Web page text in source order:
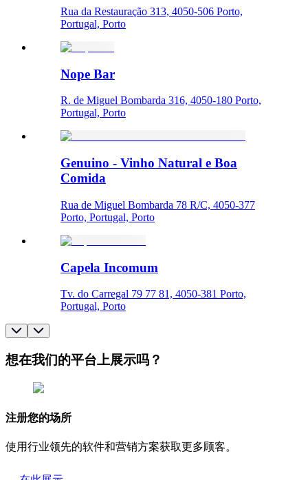
Rua da Restauração 313, 4050-506 Porto,
Portugal, Porto
Nope Bar
R. de Miguel Bombarda 316, 4050-180 Porto,
Portugal, Porto
Genuino - Vinho Natural e Boa
Comida
Rua de Miguel Bombarda 78 R/C, 4050-377
Porto, Portugal, Porto
Capela Incomum
Tv. do Carregal 79 77 81, 4050-381 Porto,
Portugal, Porto
想在我们的平台上展示吗？
注册您的场所
使用行业领先的软件和营销方案获取更多顾客。